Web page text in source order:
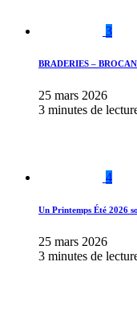
3
BRADERIES –
25 mars 2026
3 minutes de
4
Un Printemps Été 2026
25 mars 2026
3 minutes de